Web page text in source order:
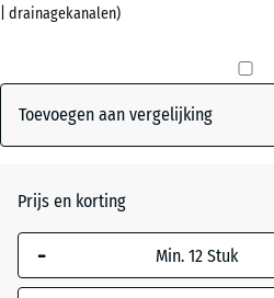
Kleurenpalet
graniet(active)
Atlantisch
Donkergrijs
| drainagekanalen)
Toevoegen aan vergelijking
Prijs en korting
-